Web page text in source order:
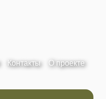
Контакты О проекте